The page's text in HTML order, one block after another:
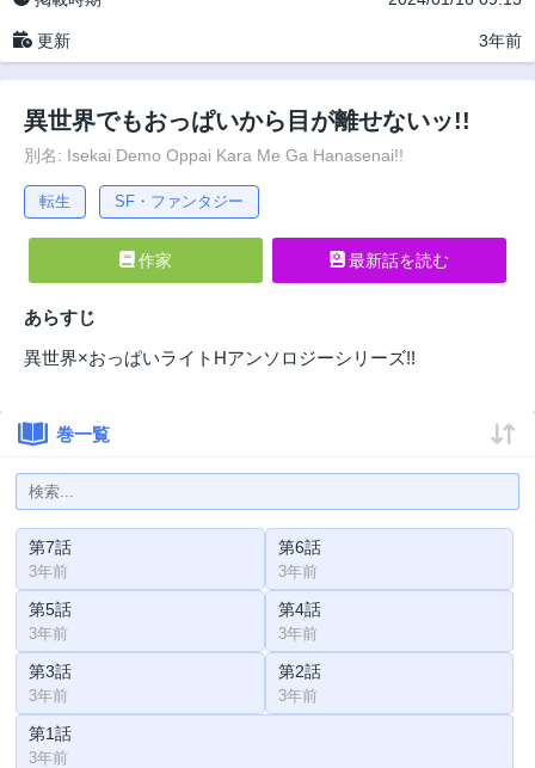
更新 3年前
異世界でもおっぱいから目が離せないッ!!
別名: Isekai Demo Oppai Kara Me Ga Hanasenai!!
転生 SF・ファンタジー
作家 最新話を読む
あらすじ
異世界×おっぱいライトHアンソロジーシリーズ!!
巻一覧
第7話
3年前
第6話
3年前
第5話
3年前
第4話
3年前
第3話
3年前
第2話
3年前
第1話
3年前